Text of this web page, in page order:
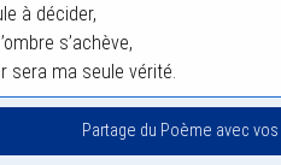
à décider,
s’achève,
sera ma seule vérité.
Partage du Poème avec